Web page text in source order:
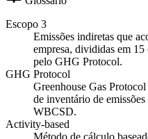
Escopo 3
Emissões indiretas que
empresa, divididas em
pelo GHG Protocol.
GHG Protocol
Greenhouse Gas
de inventário de
WBCSD.
Activity-based